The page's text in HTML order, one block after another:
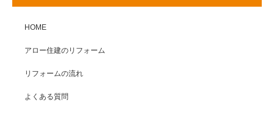
HOME
アロー住建のリフォーム
リフォームの流れ
よくある質問